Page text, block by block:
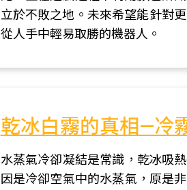
立於不敗之地。未來希望能針對
從人手中輕易取勝的機器人。
乾冰白霧的真相—冷
水蒸氣冷卻凝結是常識，乾冰吸
因是冷卻空氣中的水蒸氣，原是